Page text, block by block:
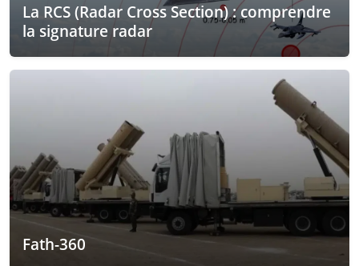
La RCS (Radar Cross Section) : comprendre
la signature radar
Fath-360